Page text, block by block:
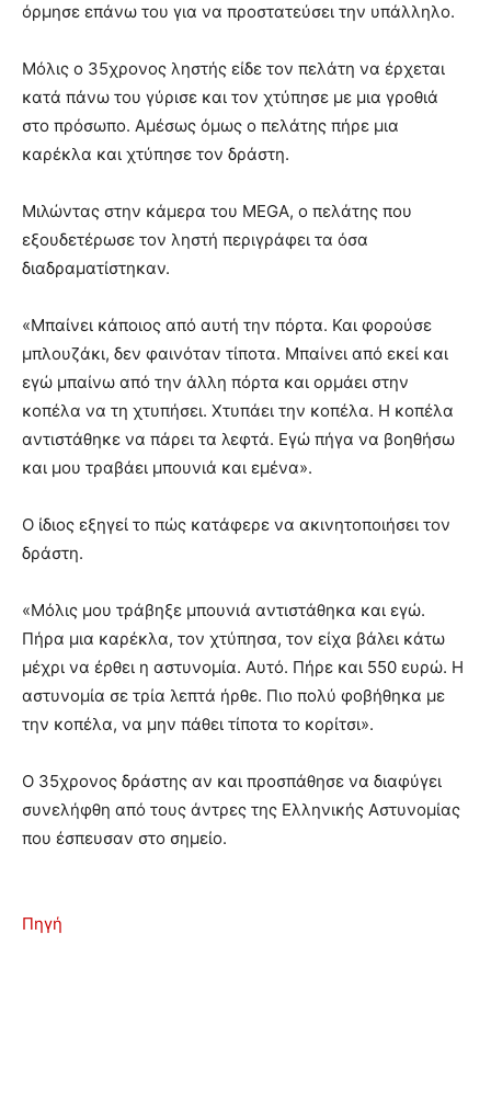
όρμησε επάνω του για να προστατεύσει την υπάλληλο.
Μόλις ο 35χρονος ληστής είδε τον πελάτη να έρχεται
κατά πάνω του γύρισε και τον χτύπησε με μια γροθιά
στο πρόσωπο. Αμέσως όμως ο πελάτης πήρε μια
καρέκλα και χτύπησε τον δράστη.
Μιλώντας στην κάμερα του MEGA, ο πελάτης που
εξουδετέρωσε τον ληστή περιγράφει τα όσα
διαδραματίστηκαν.
«Μπαίνει κάποιος από αυτή την πόρτα. Και φορούσε
μπλουζάκι, δεν φαινόταν τίποτα. Μπαίνει από εκεί και
εγώ μπαίνω από την άλλη πόρτα και ορμάει στην
κοπέλα να τη χτυπήσει. Χτυπάει την κοπέλα. Η κοπέλα
αντιστάθηκε να πάρει τα λεφτά. Εγώ πήγα να βοηθήσω
και μου τραβάει μπουνιά και εμένα».
O ίδιος εξηγεί το πώς κατάφερε να ακινητοποιήσει τον
δράστη.
«Μόλις μου τράβηξε μπουνιά αντιστάθηκα και εγώ.
Πήρα μια καρέκλα, τον χτύπησα, τον είχα βάλει κάτω
μέχρι να έρθει η αστυνομία. Αυτό. Πήρε και 550 ευρώ. Η
αστυνομία σε τρία λεπτά ήρθε. Πιο πολύ φοβήθηκα με
την κοπέλα, να μην πάθει τίποτα το κορίτσι».
Ο 35χρονος δράστης αν και προσπάθησε να διαφύγει
συνελήφθη από τους άντρες της Ελληνικής Αστυνομίας
που έσπευσαν στο σημείο.
Πηγή